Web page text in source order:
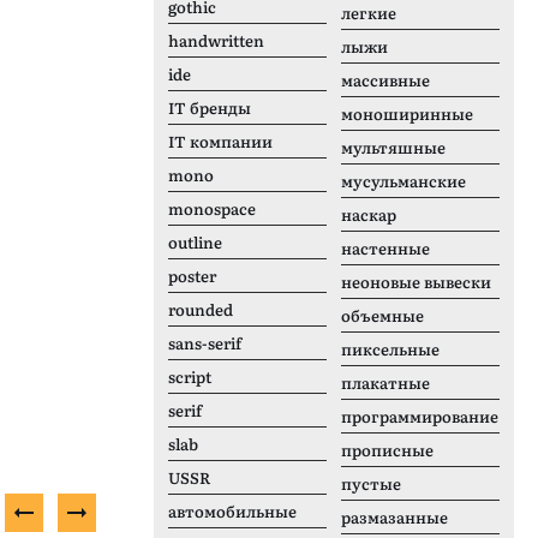
gothic
handwritten
ide
IT бренды
IT компании
mono
monospace
outline
poster
rounded
sans-serif
script
serif
slab
USSR
автомобильные
легкие
лыжи
массивные
моноширинные
мультяшные
мусульманские
наскар
настенные
неоновые вывески
объемные
пиксельные
плакатные
программирование
прописные
пустые
размазанные